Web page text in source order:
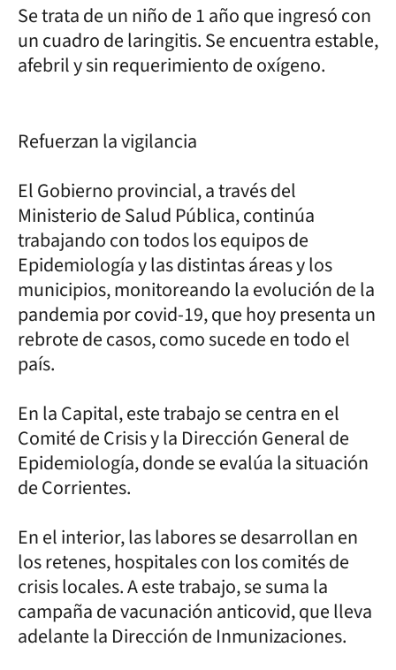
Se trata de un niño de 1 año que ingresó con
un cuadro de laringitis. Se encuentra estable,
afebril y sin requerimiento de oxígeno.
Refuerzan la vigilancia
El Gobierno provincial, a través del
Ministerio de Salud Pública, continúa
trabajando con todos los equipos de
Epidemiología y las distintas áreas y los
municipios, monitoreando la evolución de la
pandemia por covid-19, que hoy presenta un
rebrote de casos, como sucede en todo el
país.
En la Capital, este trabajo se centra en el
Comité de Crisis y la Dirección General de
Epidemiología, donde se evalúa la situación
de Corrientes.
En el interior, las labores se desarrollan en
los retenes, hospitales con los comités de
crisis locales. A este trabajo, se suma la
campaña de vacunación anticovid, que lleva
adelante la Dirección de Inmunizaciones.